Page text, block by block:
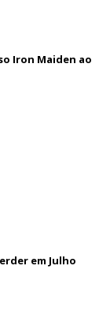
Iron Maiden ao
em Julho